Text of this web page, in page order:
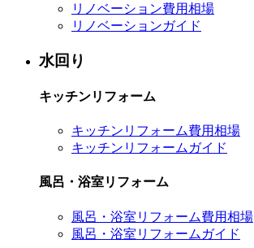
リノベーション費用相場
リノベーションガイド
水回り
キッチンリフォーム
キッチンリフォーム費用相場
キッチンリフォームガイド
風呂・浴室リフォーム
風呂・浴室リフォーム費用相場
風呂・浴室リフォームガイド